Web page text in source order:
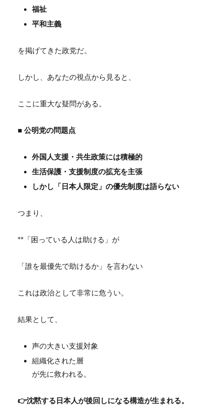
福祉
平和主義
を掲げてきた政党だ。
しかし、あなたの視点から見ると、
ここに重大な疑問がある。
■ 公明党の問題点
外国人支援・共生政策には積極的
生活保護・支援制度の拡充を主張
しかし「日本人限定」の優先制度は語らない
つまり、
**「困っている人は助ける」が
「誰を最優先で助けるか」を言わない
これは政治として非常に危うい。
結果として、
声の大きい支援対象
組織化された層
が先に救われる。
👉沈黙する日本人が後回しになる構造が生まれる。